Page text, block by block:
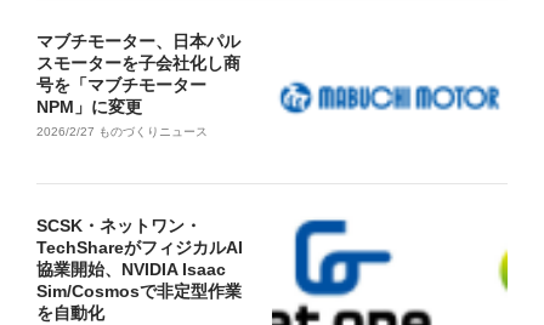
マブチモーター、日本パル
スモーターを子会社化し商
号を「マブチモーター
NPM」に変更
2026/2/27 ものづくりニュース
SCSK・ネットワン・
TechShareがフィジカルAI
協業開始、NVIDIA Isaac
Sim/Cosmosで非定型作業
を自動化